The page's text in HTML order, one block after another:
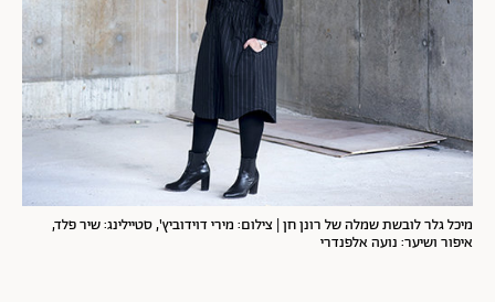
מיכל גלר לובשת שמלה של רונן חן | צילום: מירי דוידוביץ', סטיילינג: שיר פלד,
איפור ושיער: נועה אלפנדרי